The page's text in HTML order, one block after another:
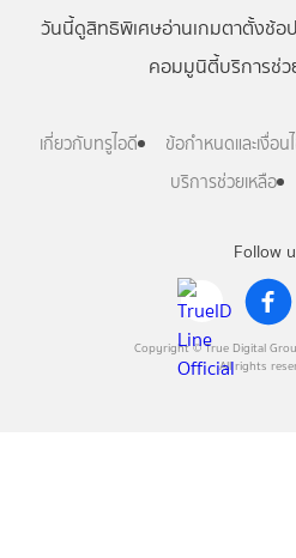
Follow
Copyright © True Digital
All rights
วันนี้ดูสิทธิพิเศษอ่านเกมตาตั้งช้อ
คอมมูนิตี้บริการช่ว
เกี่ยวกับทรูไอดี ข้อกำหนดและเงื่อน
บริการช่วยเหลือ